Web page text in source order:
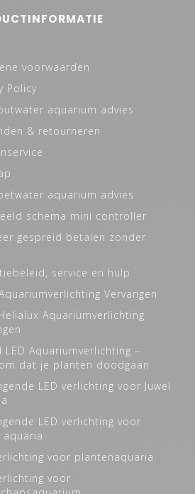
voorwaarden
Policy
aquarium advies
& retourneren
aquarium advies
schema mini controller
gespreid betalen zonder
service en hulp
Vervangen
Aquariumverlichting
LED Aquariumverlichting –
dat je planten doodgaan
LED verlichting voor Juwel
LED verlichting voor
aquaria
voor plantenaquaria
voor